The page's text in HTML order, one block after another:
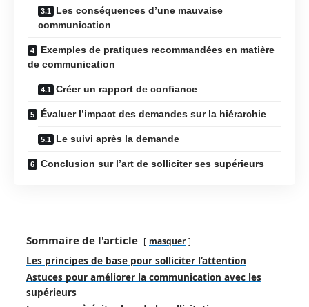
Les conséquences d’une mauvaise
communication
Exemples de pratiques recommandées en matière
de communication
Créer un rapport de confiance
Évaluer l’impact des demandes sur la hiérarchie
Le suivi après la demande
Conclusion sur l’art de solliciter ses supérieurs
Sommaire de l'article masquer
Les principes de base pour solliciter l’attention
Astuces pour améliorer la communication avec les
supérieurs